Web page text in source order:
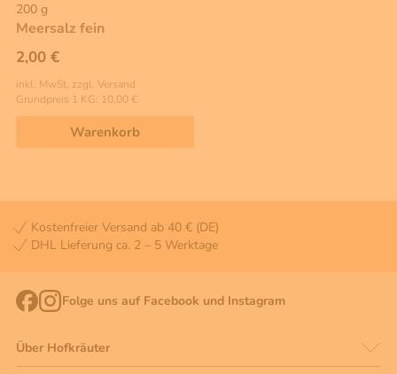
200 g
Meersalz fein
2,00 €
inkl. MwSt, zzgl. Versand
Grundpreis 1 KG: 10,00 €
Warenkorb
Kostenfreier Versand ab 40 € (DE)
DHL Lieferung ca. 2 – 5 Werktage
Folge uns auf Facebook und Instagram
Über Hofkräuter